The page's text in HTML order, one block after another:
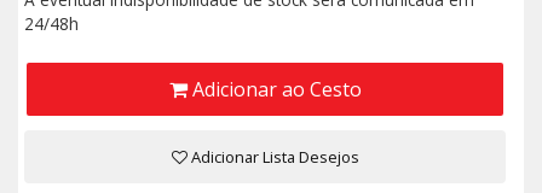
24/48h
Adicionar ao Cesto
Adicionar Lista Desejos